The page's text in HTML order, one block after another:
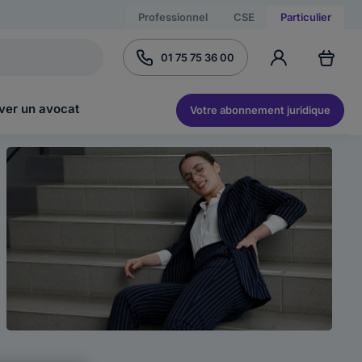
Professionnel CSE Particulier
01 75 75 36 00
un avocat Votre abonnement juridique